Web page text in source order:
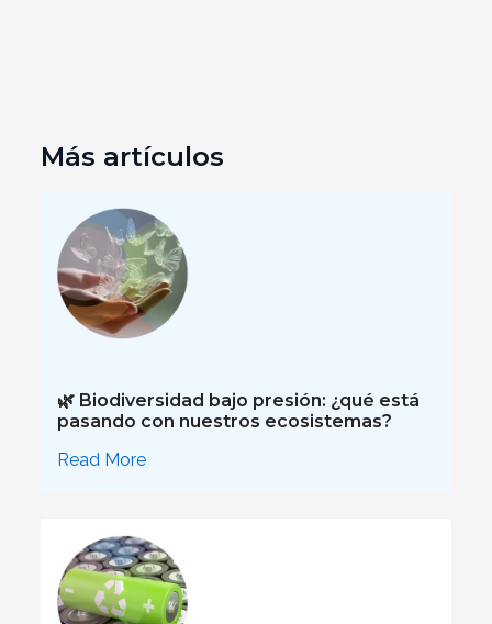
Más artículos
🌿 Biodiversidad bajo presión: ¿qué está
pasando con nuestros ecosistemas?
Read More